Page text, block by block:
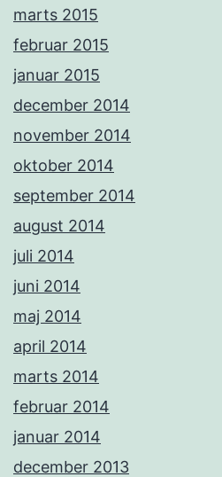
marts 2015
februar 2015
januar 2015
december 2014
november 2014
oktober 2014
september 2014
august 2014
juli 2014
juni 2014
maj 2014
april 2014
marts 2014
februar 2014
januar 2014
december 2013